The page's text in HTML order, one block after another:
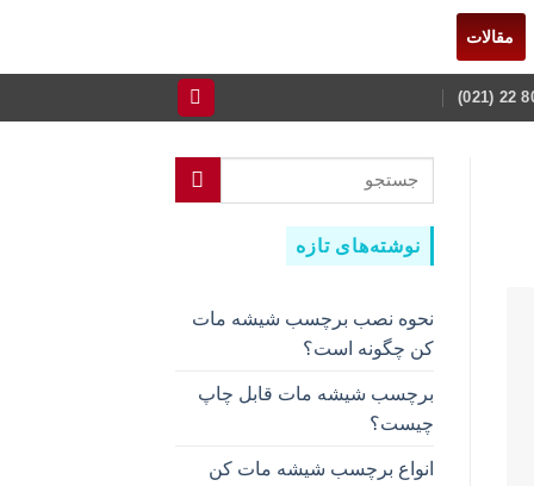
مقالات
نوشته‌های تازه
نحوه نصب برچسب شیشه مات
کن چگونه است؟
برچسب شیشه مات قابل چاپ
چیست؟
انواع برچسب شیشه مات کن